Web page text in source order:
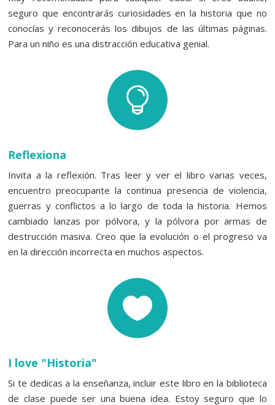
seguro que encontrarás curiosidades en la historia que no
conocías y reconocerás los dibujos de las últimas páginas.
Para un niño es una distracción educativa genial.

Reflexiona
Invita a la reflexión. Tras leer y ver el libro varias veces,
encuentro preocupante la continua presencia de violencia,
guerras y conflictos a lo largo de toda la historia. Hemos
cambiado lanzas por pólvora, y la pólvora por armas de
destrucción masiva. Creo que la evolución o el progreso va
en la dirección incorrecta en muchos aspectos.

I love "Historia"
Si te dedicas a la enseñanza, incluir este libro en la biblioteca
de clase puede ser una buena idea. Estoy seguro que lo